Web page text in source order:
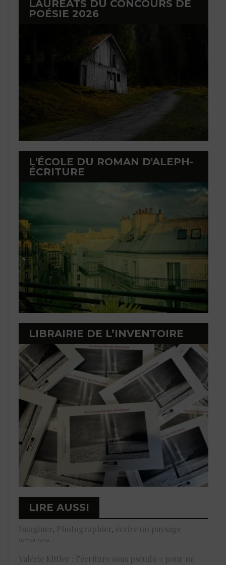
LAURÉATS DU CONCOURS DE
POÉSIE 2026
L'ÉCOLE DU ROMAN D'ALEPH-
ÉCRITURE
LIBRAIRIE DE L’INVENTOIRE
LIRE AUSSI
Imaginer, Photographier, écrire un paysage
16 mai 2019
Valérie Kittler : l’écriture sous pseudo « pour ne